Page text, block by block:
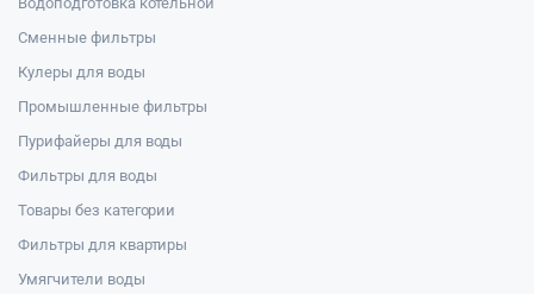
Сменные фильтры
Кулеры для воды
Промышленные фильтры
Пурифайеры для воды
Фильтры для воды
Товары без категории
Фильтры для квартиры
Умягчители воды